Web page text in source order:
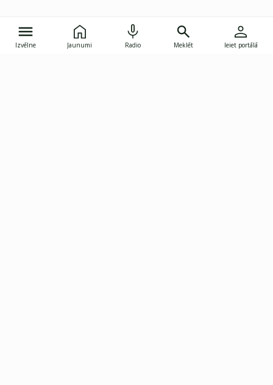
Izvēlne Jaunumi Radio Meklēt Ieiet portālā